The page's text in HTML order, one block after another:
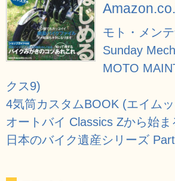
モト・メン
Sunday
MOTO
クス9)
4気筒カスタムBOOK (エイム
オートバイ Classics Zから始
日本のバイク遺産シリーズ